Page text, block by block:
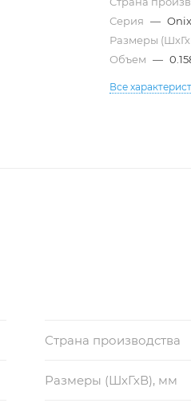
Серия — Onix
Размеры
Объем —
Все
Страна производства
Размеры (ШхГхВ), мм